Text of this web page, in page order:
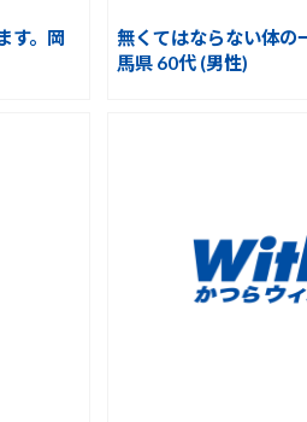
す。岡
無くてはならない体の
馬県 60代 (男性)